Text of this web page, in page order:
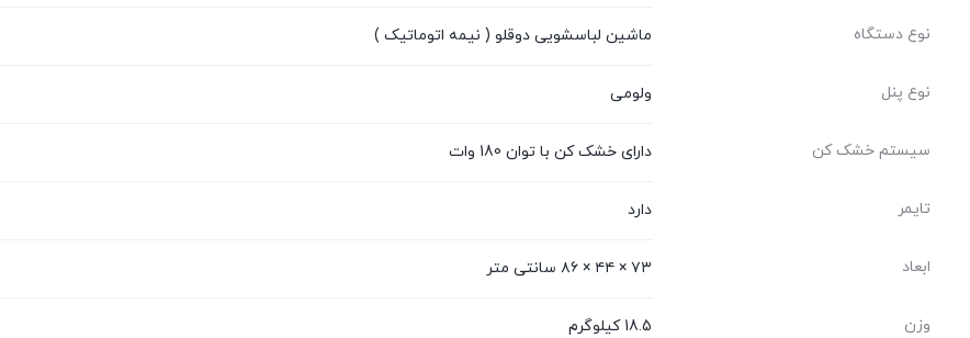
نوع دستگاه ماشین لباسشویی دوقلو ( نیمه اتوماتیک )
نوع پنل ولومی
سیستم خشک کن دارای خشک کن با توان 180 وات
تایمر دارد
ابعاد ۷۳ × ۴۴ × ۸۶ سانتی متر
وزن 18.5 کیلوگرم